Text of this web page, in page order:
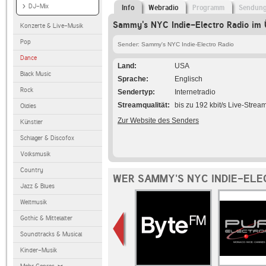
DJ-Mix
Konzerte & Live-Musik
Pop
Dance
Black Music
Rock
Oldies
Künstler
Schlager & Discofox
Volksmusik
Country
Jazz & Blues
Weltmusik
Gothic & Mittelalter
Soundtracks & Musical
Kinder-Musik
Info Webradio Programm
Sammy's NYC Indie-Electro Radio im
Sender: Sammy's NYC Indie-Electro Radio
Land
USA
Sprache
Englisch
Sendertyp
Internetradio
Streamqualität
bis zu 192 kbit/s Live-
Zur Website des Senders
WER SAMMY'S NYC INDIE-